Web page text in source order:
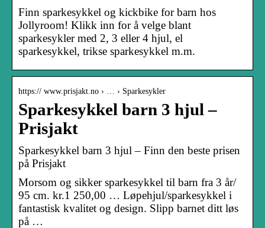
Finn sparkesykkel og kickbike for barn hos
Jollyroom! Klikk inn for å velge blant
sparkesykler med 2, 3 eller 4 hjul, el
sparkesykkel, trikse sparkesykkel m.m.
https:// www.prisjakt.no › … › Sparkesykler
Sparkesykkel barn 3 hjul –
Prisjakt
Sparkesykkel barn 3 hjul – Finn den beste prisen
på Prisjakt
Morsom og sikker sparkesykkel til barn fra 3 år/
95 cm. kr.1 250,00 … Løpehjul/sparkesykkel i
fantastisk kvalitet og design. Slipp barnet ditt løs
på …